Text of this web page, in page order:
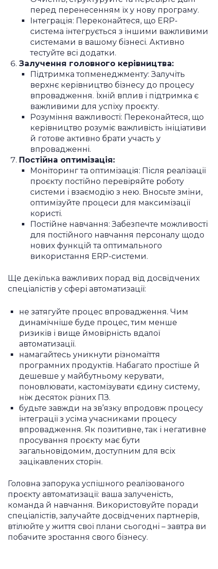
перед перенесенням їх у нову програму.
Інтеграція: Переконайтеся, що ERP-
система інтегрується з іншими важливими
системами в вашому бізнесі. Активно
тестуйте всі додатки.
Залучення головного керівництва:
Підтримка топменеджменту: Залучіть
верхнє керівництво бізнесу до процесу
впровадження. Їхній вплив і підтримка є
важливими для успіху проєкту.
Розуміння важливості: Переконайтеся, що
керівництво розуміє важливість ініціативи
й готове активно брати участь у
впровадженні.
Постійна оптимізація:
Моніторинг та оптимізація: Після реалізації
проєкту постійно перевіряйте роботу
системи і взаємодію з нею. Вносьте зміни,
оптимізуйте процеси для максимізації
користі.
Постійне навчання: Забезпечте можливості
для постійного навчання персоналу щодо
нових функцій та оптимального
використання ERP-системи.
Ще декілька важливих порад від досвідчених
спеціалістів у сфері автоматизації:
не затягуйте процес впровадження. Чим
динамічніше буде процес, тим менше
ризиків і вище ймовірність вдалої
автоматизації.
намагайтесь уникнути різномаїття
програмних продуктів. Набагато простіше й
дешевше у майбутньому керувати,
поновлювати, кастомізувати єдину систему,
ніж десяток різних ПЗ.
будьте завжди на зв’язку впродовж процесу
інтеграції з усіма учасниками процесу
впровадження. Як позитивне, так і негативне
просування проєкту має бути
загальновідомим, доступним для всіх
зацікавлених сторін.
Головна запорука успішного реалізованого
проєкту автоматизації: ваша залученість,
команда й навчання. Використовуйте поради
спеціалістів, залучайте досвідчених партнерів,
втілюйте у життя свої плани сьогодні – завтра ви
побачите зростання свого бізнесу.